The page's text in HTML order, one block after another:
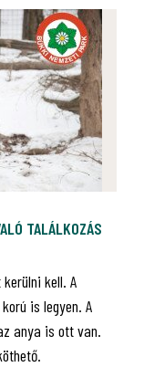
TALÁLKOZÁS
kell. A
is legyen. A
anya is ott van.